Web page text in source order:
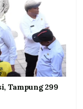
Tampung 299